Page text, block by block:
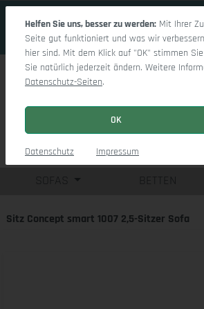
BETTEN
Sitz Concept smart 1007 2,5-Sitzer Sofa
Helfen Sie uns, besser zu werden: Mit Ihrer
Seite gut funktioniert und was wir
hier sind. Mit dem Klick auf "OK" stimmen
Sie natürlich jederzeit ändern. Weitere
Datenschutz-Seiten.
OK
Datenschutz Impressum